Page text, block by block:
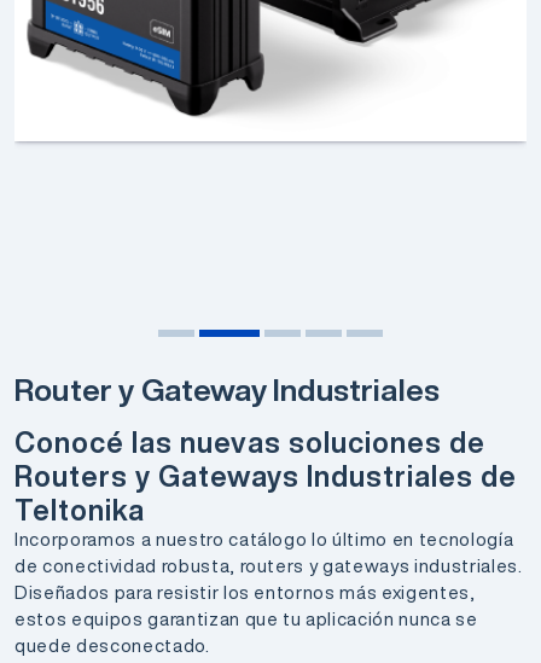
Router y Gateway Industriales
Conocé las nuevas soluciones de
Routers y Gateways Industriales de
Teltonika
Incorporamos a nuestro catálogo lo último en tecnología
de conectividad robusta, routers y gateways industriales.
Diseñados para resistir los entornos más exigentes,
estos equipos garantizan que tu aplicación nunca se
quede desconectado.